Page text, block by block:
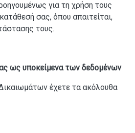
για τη χρήση τους
σας, όπου απαιτείται,
τους.
ως υποκείμενα των δεδομένων
έχετε τα ακόλουθα